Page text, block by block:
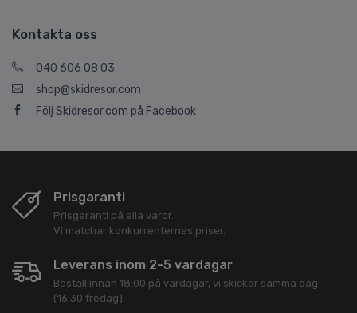
Kontakta oss
040 606 08 03
shop@skidresor.com
Följ Skidresor.com på Facebook
Prisgaranti
Prisgaranti på alla varor.
Vi matchar konkurrenternas priser.
Leverans inom 2-5 vardagar
Beställ innan 18:00 på vardagar, vi skickar samma dag
(16:30 fredag).